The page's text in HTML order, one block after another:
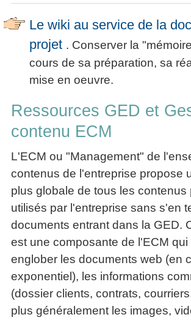
Le wiki au service de la
projet . Conserver la
cours de sa préparation, sa
mise en oeuvre.
Ressources GED et
contenu ECM
L'ECM ou "Management" de
contenus de l'entreprise propose
plus globale de tous les contenus
utilisés par l'entreprise sans s'en
documents entrant dans la GED.
est une composante de l'ECM qui
englober les documents web (en
exponentiel), les informations
(dossier clients, contrats,
plus généralement les images,